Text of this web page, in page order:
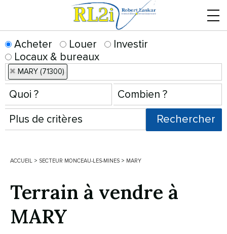
Acheter Louer
Investir
Locaux & bureaux
MARY (71300)
ACCUEIL > SECTEUR MONCEAU-LES-MINES > MARY
Terrain à vendre à
MARY